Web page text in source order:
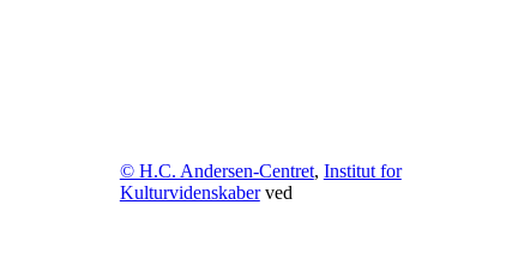
© H.C. Andersen-Centret, Institut for
Kulturvidenskaberved